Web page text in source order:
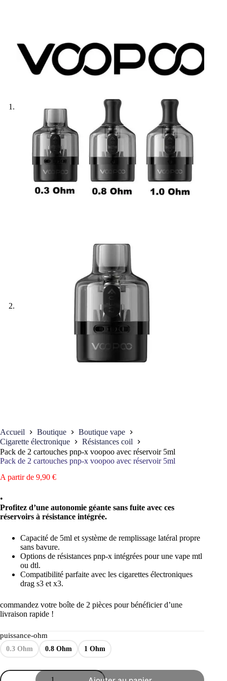
Accueil Boutique
Boutique vape
Cigarette électronique
Résistances coil
Pack de 2 cartouches pnp-x voopoo avec réservoir 5ml
Pack de 2 cartouches pnp-x voopoo avec réservoir 5ml
A partir de 9,90 €
•
Profitez d’une autonomie géante sans fuite avec ces
réservoirs à résistance intégrée.
Capacité de 5ml et système de remplissage latéral propre
sans bavure.
Options de résistances pnp-x intégrées pour une vape mtl
ou dtl.
Compatibilité parfaite avec les cigarettes électroniques
drag s3 et x3.
commandez votre boîte de 2 pièces pour bénéficier d’une
livraison rapide !
puissance-ohm
0.3 Ohm 0.8 Ohm 1 Ohm
quantité